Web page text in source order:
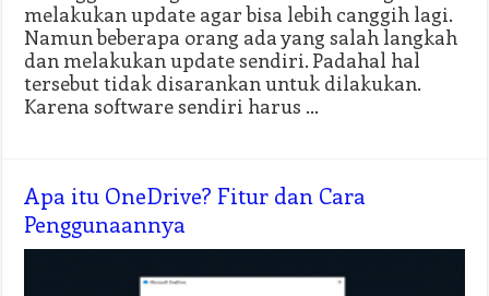
melakukan update agar bisa lebih canggih lagi.
Namun beberapa orang ada yang salah langkah
dan melakukan update sendiri. Padahal hal
tersebut tidak disarankan untuk dilakukan.
Karena software sendiri harus …
Apa itu OneDrive? Fitur dan Cara
Penggunaannya